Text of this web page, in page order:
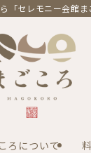
「セレモニー会館
ろについて